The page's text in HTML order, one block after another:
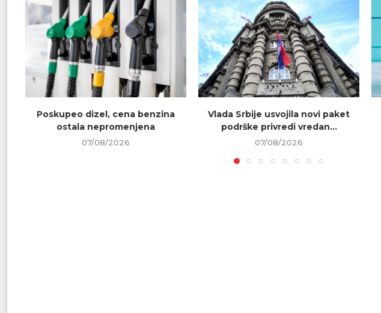
Poskupeo dizel, cena benzina
ostala nepromenjena
07/08/2026
Vlada Srbije usvojila novi paket
podrške privredi vredan...
07/08/2026